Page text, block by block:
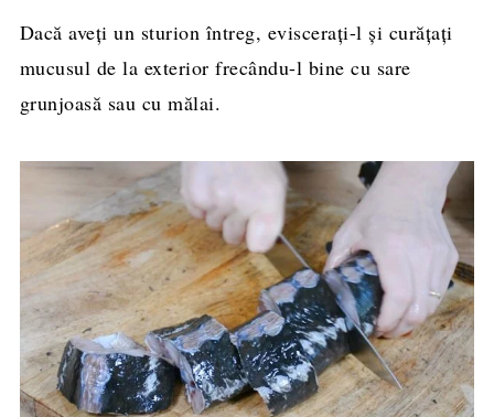
Dacă aveți un sturion întreg, eviscerați-l și curățați
mucusul de la exterior frecându-l bine cu sare
grunjoasă sau cu mălai.